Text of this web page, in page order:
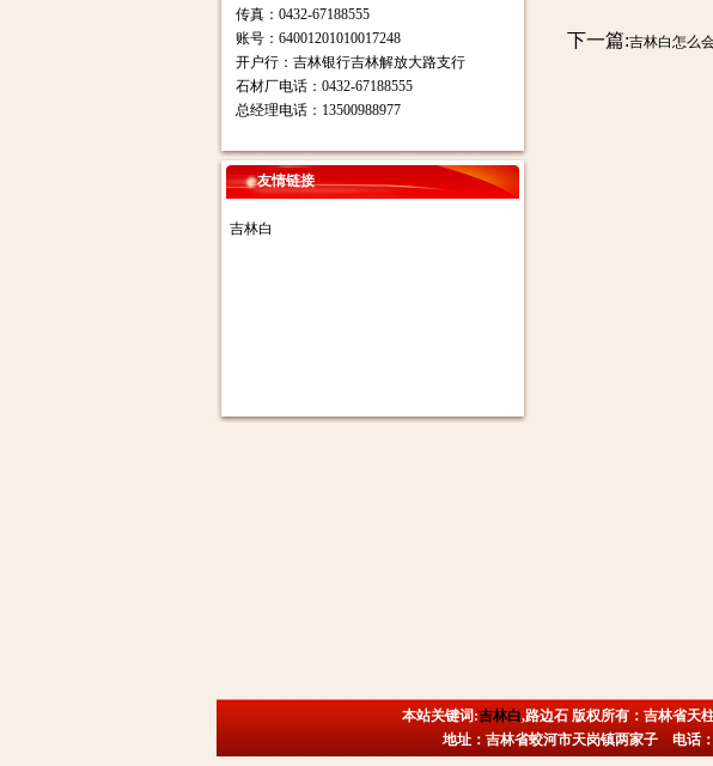
传真：0432-67188555
账号：64001201010017248
开户行：吉林银行吉林解放大路支行
石材厂电话：0432-67188555
总经理电话：13500988977
友情链接
吉林白
下一篇:吉林白怎么
本站关键词:吉林白,路边石 版权所有：吉林省天
地址：吉林省蛟河市天岗镇两家子 电话